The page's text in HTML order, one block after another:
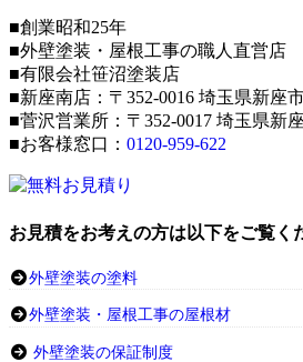
■創業昭和25年
■外壁塗装・屋根工事の職人直営店
■有限会社笹沼塗装店
■新座南店：〒352-0016 埼玉県新座
■菅沢営業所：〒352-0017 埼玉県新
■お客様窓口： 0120-959-622
お見積をお考えの方は以下をご覧く
外壁塗装の塗料
外壁塗装・屋根工事の屋根材
外壁塗装の保証制度